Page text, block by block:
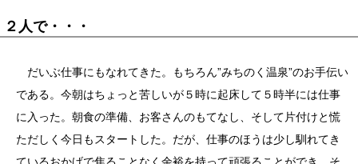
２人で・・・
だいぶ仕事にもなれてきた。もちろん”みちのく温泉”のお手伝い
である。今朝はちょっと苦しいが５時に起床して５時半には仕事
に入った。朝食の準備、お客さんのもてなし、そして片付けと慌
ただしく今日もスタートした。だが、仕事のほうは少し馴れてき